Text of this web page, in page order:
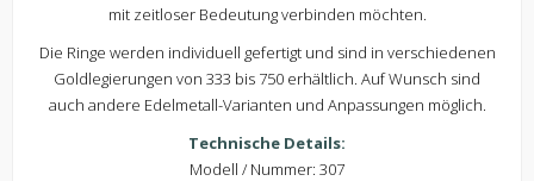
mit zeitloser Bedeutung verbinden möchten.
Die Ringe werden individuell gefertigt und sind in verschiedenen
Goldlegierungen von 333 bis 750 erhältlich. Auf Wunsch sind
auch andere Edelmetall-Varianten und Anpassungen möglich.
Technische Details:
Modell / Nummer: 307